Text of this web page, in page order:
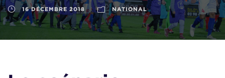
16 DÉCEMBRE 2018 NATIONAL